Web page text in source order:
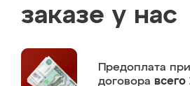
заказе у нас
Предоплата
договора всего